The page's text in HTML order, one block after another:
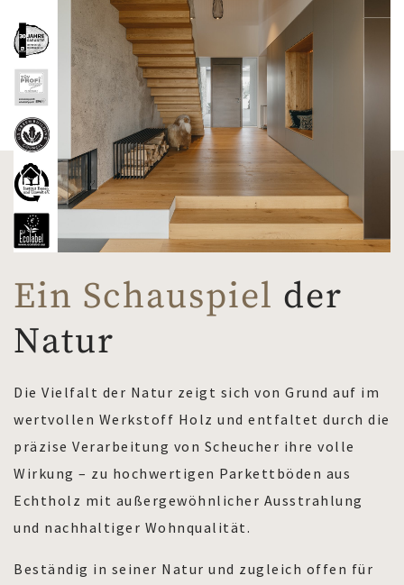
Ein Schauspiel der
Natur
Die Vielfalt der Natur zeigt sich von Grund auf im
wertvollen Werkstoff Holz und entfaltet durch die
präzise Verarbeitung von Scheucher ihre volle
Wirkung – zu hochwertigen Parkettböden aus
Echtholz mit außergewöhnlicher Ausstrahlung
und nachhaltiger Wohnqualität.
Beständig in seiner Natur und zugleich offen für